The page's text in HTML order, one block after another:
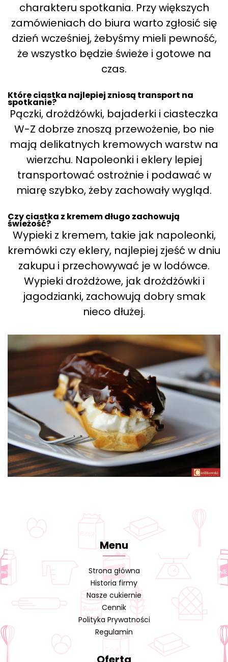
charakteru spotkania. Przy większych
zamówieniach do biura warto zgłosić się
dzień wcześniej, żebyśmy mieli pewność,
że wszystko będzie świeże i gotowe na
czas.
Które ciastka najlepiej zniosą transport na
spotkanie?
Pączki, drożdżówki, bajaderki i ciasteczka
W-Z dobrze znoszą przewożenie, bo nie
mają delikatnych kremowych warstw na
wierzchu. Napoleonki i eklery lepiej
transportować ostrożnie i podawać w
miarę szybko, żeby zachowały wygląd.
Czy ciastka z kremem długo zachowują
świeżość?
Wypieki z kremem, takie jak napoleonki,
kremówki czy eklery, najlepiej zjeść w dniu
zakupu i przechowywać je w lodówce.
Wypieki drożdżowe, jak drożdżówki i
jagodzianki, zachowują dobry smak
nieco dłużej.
Menu
Strona główna
Historia firmy
Nasze cukiernie
Cennik
Polityka Prywatności
Regulamin